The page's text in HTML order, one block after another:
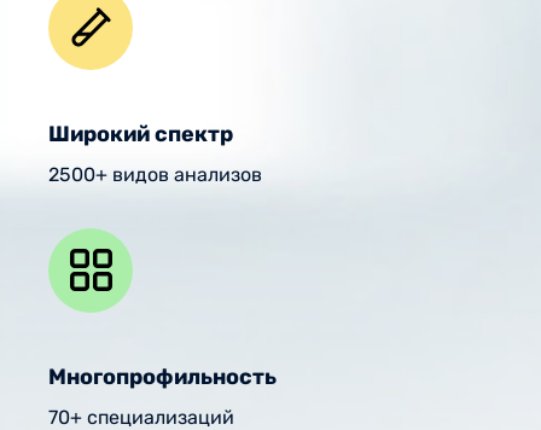
Широкий спектр
2500+ видов анализов
Многопрофильность
70+ специализаций